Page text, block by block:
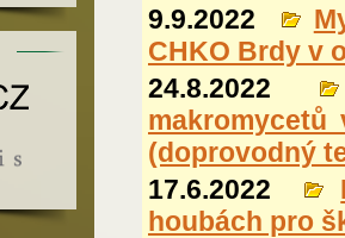
9.9.2022
CHKO Brdy v
24.8.2022
(doprovodný
17.6.2022
houbách pro